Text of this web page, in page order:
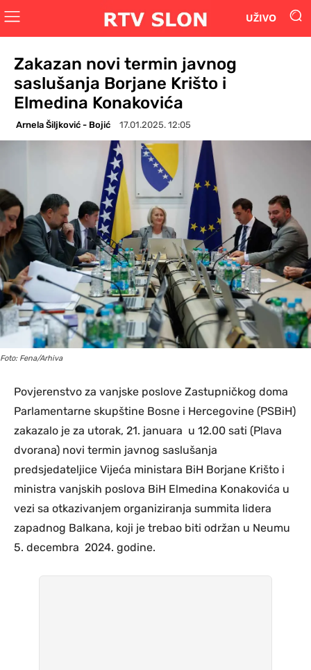
UŽIVO
Zakazan novi termin javnog
saslušanja Borjane Krišto i
Elmedina Konakovića
Arnela Šiljković - Bojić 17.01.2025. 12:05
Foto: Fena/Arhiva
Povjerenstvo za vanjske poslove Zastupničkog doma
Parlamentarne skupštine Bosne i Hercegovine (PSBiH)
zakazalo je za utorak, 21. januara u 12.00 sati (Plava
dvorana) novi termin javnog saslušanja
predsjedateljice Vijeća ministara BiH Borjane Krišto i
ministra vanjskih poslova BiH Elmedina Konakovića u
vezi sa otkazivanjem organiziranja summita lidera
zapadnog Balkana, koji je trebao biti održan u Neumu
5. decembra 2024. godine.